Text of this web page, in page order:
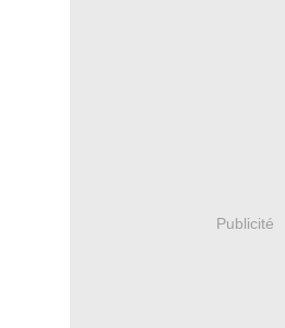
Publicité